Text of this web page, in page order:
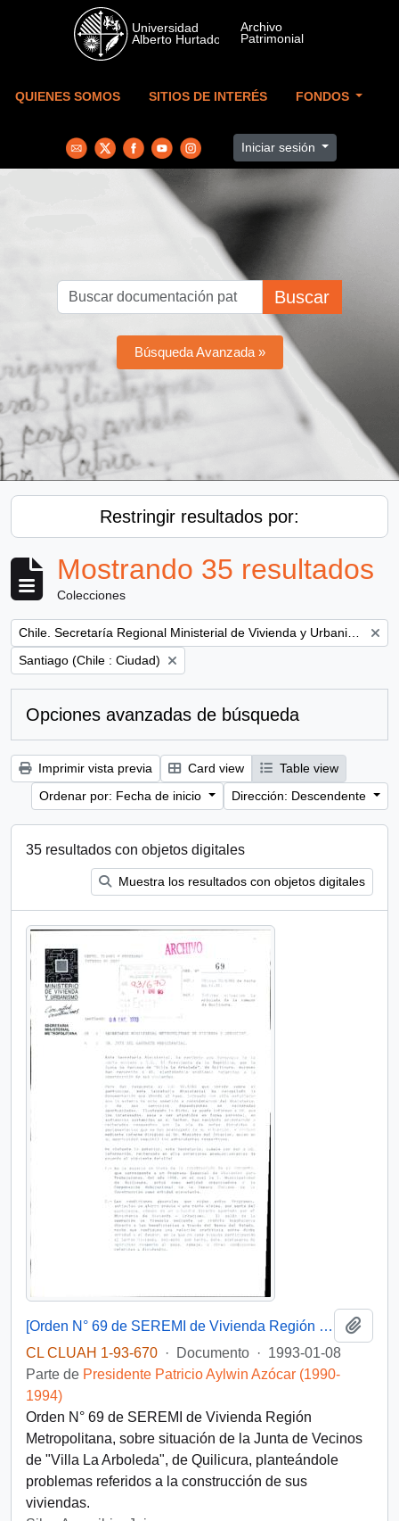
Skip to main content
QUIENES SOMOS SITIOS DE INTERÉS FONDOS
Iniciar sesión
Buscar
Búsqueda Avanzada »
Restringir resultados por:
Mostrando 35 resultados
Colecciones
Remove filter:
Remove filter:
Santiago (Chile : Ciudad)
Opciones avanzadas de búsqueda
Imprimir vista previa Card view
Table view
Ordenar por: Fecha de inicio
Dirección: Descendente
35 resultados con objetos digitales
Muestra los resultados con objetos digitales
[Orden N° 69 de SEREMI de Vivienda Región Metropolitana]
CL CLUAH 1-93-670 · Documento · 1993-01-08
Parte de Presidente Patricio Aylwin Azócar (1990-
1994)
Orden N° 69 de SEREMI de Vivienda Región
Metropolitana, sobre situación de la Junta de Vecinos
de "Villa La Arboleda", de Quilicura, planteándole
problemas referidos a la construcción de sus
viviendas.